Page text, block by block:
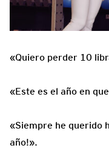
«Quiero perder 10
«Este es el año en
«Siempre he querido
año!».